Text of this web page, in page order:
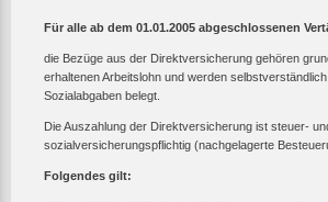
Für alle ab dem 01.01.2005 abgeschlossenen
die Bezüge aus der Direktversicherung gehören
erhaltenen Arbeitslohn und werden
Sozialabgaben belegt.
Die Auszahlung der Direktversicherung ist steuer-
sozialversicherungspflichtig (nachgelagerte
Folgendes gilt: